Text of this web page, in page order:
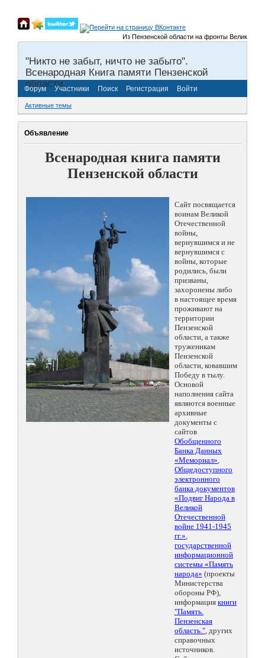
Из Пензенской области на фронты Великой
"Никто не забыт, ничто не забыто".
Всенародная Книга памяти Пензенской
области.
Форум Участники Поиск Регистрация Войти
Активные темы
Объявление
Всенародная книга памяти
Пензенской области
Сайт посвящается
воинам Великой
Отечественной
войны,
вернувшимся и не
вернувшимся с
войны, которые
родились, были
призваны,
захоронены либо
в настоящее время
проживают на
территории
Пензенской
области, а также
труженикам
Пензенской
области, ковавшим
Победу в тылу.
Основой
наполнения сайта
являются военные
архивные
документы с
сайтов
Обобщенного
Банка Данных
«Мемориал»,
Общедоступного
электронного
банка документов
«Подвиг Народа в
Великой
Отечественной
войне 1941-1945
гг.»,
государственной
информационной
системы «Память
народа» (проекты
Министерства
обороны РФ),
информация книги
"Память.
Пензенская
область.", других
справочных
источников.